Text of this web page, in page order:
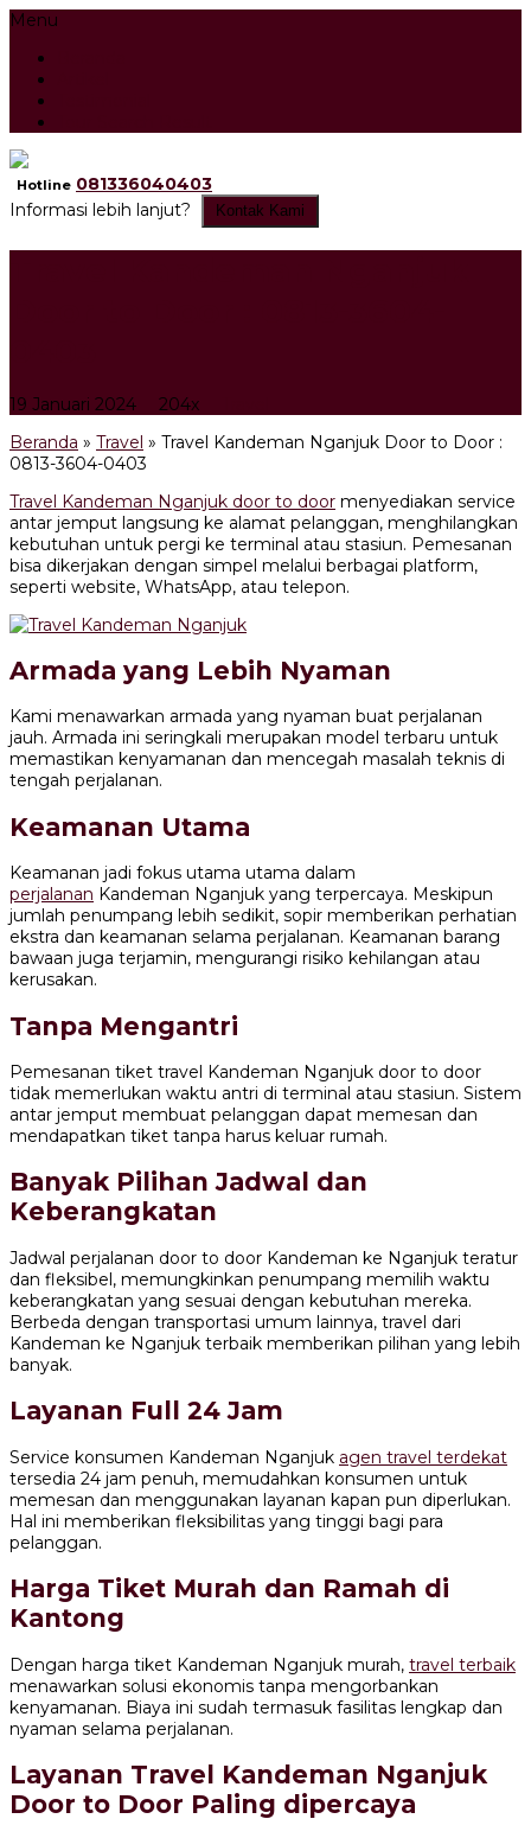
Menu
Hotline 081336040403
Informasi lebih lanjut?
Kontak Kami
19 Januari 2024 204x
Beranda » Travel » Travel Kandeman Nganjuk Door to Door :
0813-3604-0403
Travel Kandeman Nganjuk door to door menyediakan service
antar jemput langsung ke alamat pelanggan, menghilangkan
kebutuhan untuk pergi ke terminal atau stasiun. Pemesanan
bisa dikerjakan dengan simpel melalui berbagai platform,
seperti website, WhatsApp, atau telepon.
Armada yang Lebih Nyaman
Kami menawarkan armada yang nyaman buat perjalanan
jauh. Armada ini seringkali merupakan model terbaru untuk
memastikan kenyamanan dan mencegah masalah teknis di
tengah perjalanan.
Keamanan Utama
Keamanan jadi fokus utama utama dalam
perjalanan Kandeman Nganjuk yang terpercaya. Meskipun
jumlah penumpang lebih sedikit, sopir memberikan perhatian
ekstra dan keamanan selama perjalanan. Keamanan barang
bawaan juga terjamin, mengurangi risiko kehilangan atau
kerusakan.
Tanpa Mengantri
Pemesanan tiket travel Kandeman Nganjuk door to door
tidak memerlukan waktu antri di terminal atau stasiun. Sistem
antar jemput membuat pelanggan dapat memesan dan
mendapatkan tiket tanpa harus keluar rumah.
Banyak Pilihan Jadwal dan
Keberangkatan
Jadwal perjalanan door to door Kandeman ke Nganjuk teratur
dan fleksibel, memungkinkan penumpang memilih waktu
keberangkatan yang sesuai dengan kebutuhan mereka.
Berbeda dengan transportasi umum lainnya, travel dari
Kandeman ke Nganjuk terbaik memberikan pilihan yang lebih
banyak.
Layanan Full 24 Jam
Service konsumen Kandeman Nganjuk agen travel terdekat
tersedia 24 jam penuh, memudahkan konsumen untuk
memesan dan menggunakan layanan kapan pun diperlukan.
Hal ini memberikan fleksibilitas yang tinggi bagi para
pelanggan.
Harga Tiket Murah dan Ramah di
Kantong
Dengan harga tiket Kandeman Nganjuk murah, travel terbaik
menawarkan solusi ekonomis tanpa mengorbankan
kenyamanan. Biaya ini sudah termasuk fasilitas lengkap dan
nyaman selama perjalanan.
Layanan Travel Kandeman Nganjuk
Door to Door Paling dipercaya